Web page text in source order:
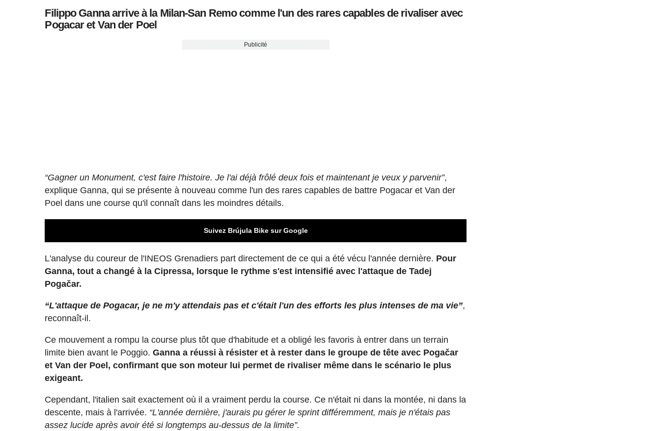
Filippo Ganna arrive à la Milan-San Remo comme l'un des rares capables de rivaliser avec
Pogacar et Van der Poel
Publicité
“Gagner un Monument, c'est faire l'histoire. Je l'ai déjà frôlé deux fois et maintenant je veux y parvenir”,
explique Ganna, qui se présente à nouveau comme l'un des rares capables de battre Pogacar et Van der
Poel dans une course qu'il connaît dans les moindres détails.
Suivez Brújula Bike sur Google
L'analyse du coureur de l'INEOS Grenadiers part directement de ce qui a été vécu l'année dernière. Pour
Ganna, tout a changé à la Cipressa, lorsque le rythme s'est intensifié avec l'attaque de Tadej
Pogačar.
“L'attaque de Pogacar, je ne m'y attendais pas et c'était l'un des efforts les plus intenses de ma vie”,
reconnaît-il.
Ce mouvement a rompu la course plus tôt que d'habitude et a obligé les favoris à entrer dans un terrain
limite bien avant le Poggio.Ganna a réussi à résister et à rester dans le groupe de tête avec Pogačar
et Van der Poel, confirmant que son moteur lui permet de rivaliser même dans le scénario le plus
exigeant.
Cependant, l'italien sait exactement où il a vraiment perdu la course. Ce n'était ni dans la montée, ni dans la
descente, mais à l'arrivée. “L'année dernière, j'aurais pu gérer le sprint différemment, mais je n'étais pas
assez lucide après avoir été si longtemps au-dessus de la limite”.